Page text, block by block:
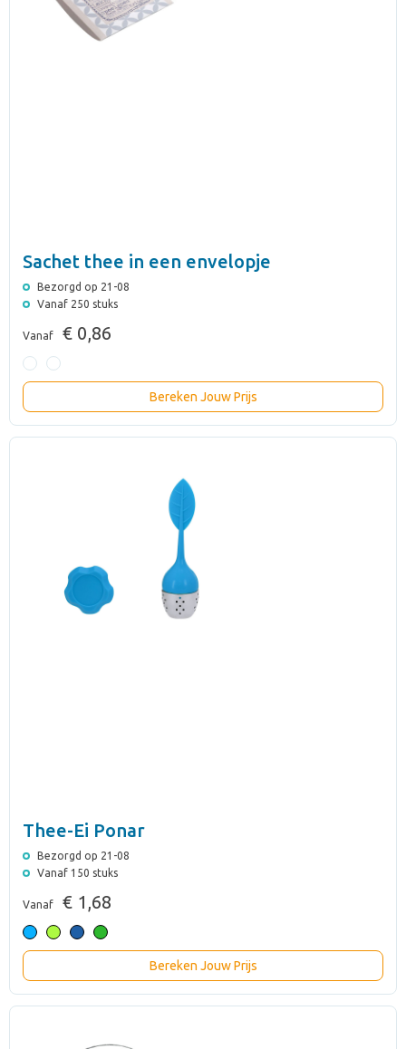
Sachet thee in een envelopje
Bezorgd op 21-08
Vanaf 250 stuks
Vanaf € 0,86
Bereken Jouw Prijs
Thee-Ei Ponar
Bezorgd op 21-08
Vanaf 150 stuks
Vanaf € 1,68
Bereken Jouw Prijs